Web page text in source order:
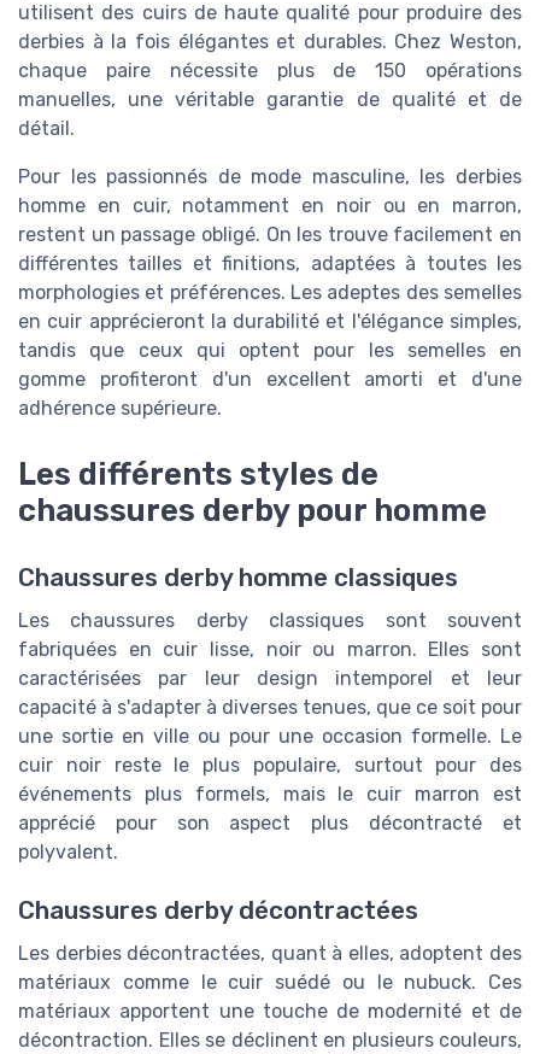
utilisent des cuirs de haute qualité pour produire des
derbies à la fois élégantes et durables. Chez Weston,
chaque paire nécessite plus de 150 opérations
manuelles, une véritable garantie de qualité et de
détail.
Pour les passionnés de mode masculine, les derbies
homme en cuir, notamment en noir ou en marron,
restent un passage obligé. On les trouve facilement en
différentes tailles et finitions, adaptées à toutes les
morphologies et préférences. Les adeptes des semelles
en cuir apprécieront la durabilité et l'élégance simples,
tandis que ceux qui optent pour les semelles en
gomme profiteront d'un excellent amorti et d'une
adhérence supérieure.
Les différents styles de
chaussures derby pour homme
Chaussures derby homme classiques
Les chaussures derby classiques sont souvent
fabriquées en cuir lisse, noir ou marron. Elles sont
caractérisées par leur design intemporel et leur
capacité à s'adapter à diverses tenues, que ce soit pour
une sortie en ville ou pour une occasion formelle. Le
cuir noir reste le plus populaire, surtout pour des
événements plus formels, mais le cuir marron est
apprécié pour son aspect plus décontracté et
polyvalent.
Chaussures derby décontractées
Les derbies décontractées, quant à elles, adoptent des
matériaux comme le cuir suédé ou le nubuck. Ces
matériaux apportent une touche de modernité et de
décontraction. Elles se déclinent en plusieurs couleurs,